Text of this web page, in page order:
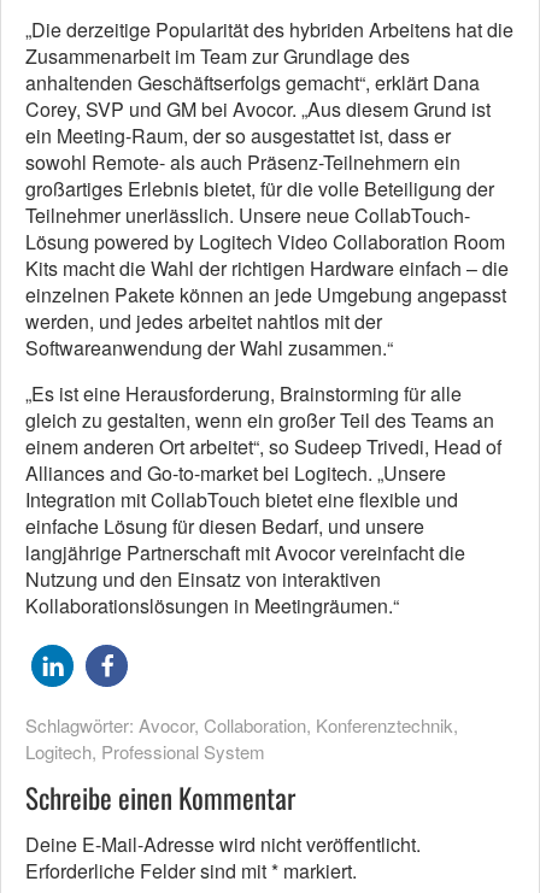
„Die derzeitige Popularität des hybriden Arbeitens hat die
Zusammenarbeit im Team zur Grundlage des
anhaltenden Geschäftserfolgs gemacht“, erklärt Dana
Corey, SVP und GM bei Avocor. „Aus diesem Grund ist
ein Meeting-Raum, der so ausgestattet ist, dass er
sowohl Remote- als auch Präsenz-Teilnehmern ein
großartiges Erlebnis bietet, für die volle Beteiligung der
Teilnehmer unerlässlich. Unsere neue CollabTouch-
Lösung powered by Logitech Video Collaboration Room
Kits macht die Wahl der richtigen Hardware einfach – die
einzelnen Pakete können an jede Umgebung angepasst
werden, und jedes arbeitet nahtlos mit der
Softwareanwendung der Wahl zusammen.“
„Es ist eine Herausforderung, Brainstorming für alle
gleich zu gestalten, wenn ein großer Teil des Teams an
einem anderen Ort arbeitet“, so Sudeep Trivedi, Head of
Alliances and Go-to-market bei Logitech. „Unsere
Integration mit CollabTouch bietet eine flexible und
einfache Lösung für diesen Bedarf, und unsere
langjährige Partnerschaft mit Avocor vereinfacht die
Nutzung und den Einsatz von interaktiven
Kollaborationslösungen in Meetingräumen.“
Schlagwörter: Avocor, Collaboration, Konferenztechnik,
Logitech, Professional System
Schreibe einen Kommentar
Deine E-Mail-Adresse wird nicht veröffentlicht.
Erforderliche Felder sind mit* markiert.